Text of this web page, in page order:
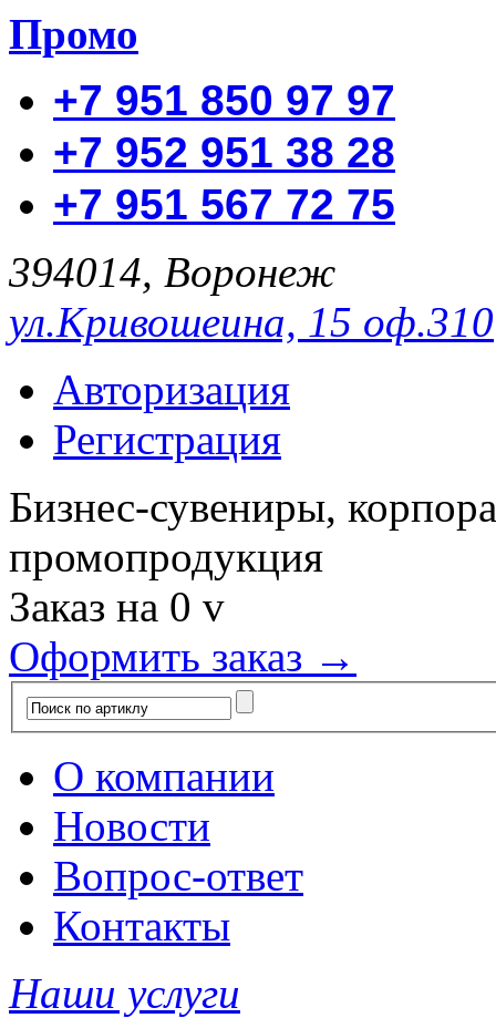
Промо
+7 951 850 97 97
+7 952 951 38 28
+7 951 567 72 75
394014, Воронеж
ул.Кривошеина, 15 оф.310
Авторизация
Регистрация
Бизнес-сувениры,
промопродукция
Заказ на 0 v
Оформить заказ →
О компании
Новости
Вопрос-ответ
Контакты
Наши услуги